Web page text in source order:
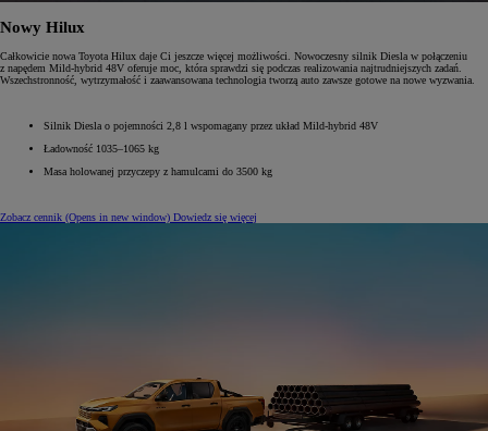
Nowy Hilux
Całkowicie nowa Toyota Hilux daje Ci jeszcze więcej możliwości. Nowoczesny silnik Diesla w połączeniu
z napędem Mild-hybrid 48V oferuje moc, która sprawdzi się podczas realizowania najtrudniejszych zadań.
Wszechstronność, wytrzymałość i zaawansowana technologia tworzą auto zawsze gotowe na nowe wyzwania.
Silnik Diesla o pojemności 2,8 l wspomagany przez układ Mild-hybrid 48V
Ładowność 1035–1065 kg
Masa holowanej przyczepy z hamulcami do 3500 kg
Zobacz cennik (Opens in new window) Dowiedz się więcej